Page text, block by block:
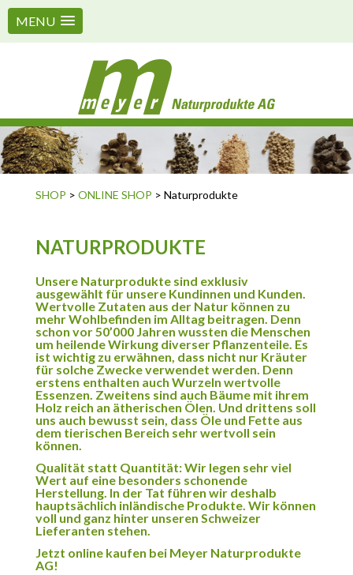
MENU
SHOP > ONLINE SHOP > Naturprodukte
NATURPRODUKTE
Unsere Naturprodukte sind exklusiv
ausgewählt für unsere Kundinnen und Kunden.
Wertvolle Zutaten aus der Natur können zu
mehr Wohlbefinden im Alltag beitragen. Denn
schon vor 50’000 Jahren wussten die Menschen
um heilende Wirkung diverser Pflanzenteile. Es
ist wichtig zu erwähnen, dass nicht nur Kräuter
für solche Zwecke verwendet werden. Denn
erstens enthalten auch Wurzeln wertvolle
Essenzen. Zweitens sind auch Bäume mit ihrem
Holz reich an ätherischen Ölen. Und drittens soll
uns auch bewusst sein, dass Öle und Fette aus
dem tierischen Bereich sehr wertvoll sein
können.
Qualität statt Quantität: Wir legen sehr viel
Wert auf eine besonders schonende
Herstellung. In der Tat führen wir deshalb
hauptsächlich inländische Produkte. Wir können
voll und ganz hinter unseren Schweizer
Lieferanten stehen.
Jetzt online kaufen bei Meyer Naturprodukte
AG!